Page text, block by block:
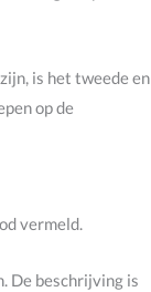
is het tweede en
op de
vermeld.
De beschrijving is